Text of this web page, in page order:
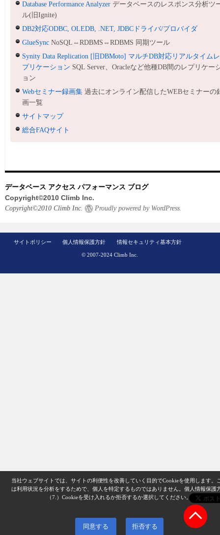
Database Performance Analyzer データベースのレスポンス分析ツ
ル(旧Ignite)
DB2対応ODBC, OLEDB, .NET, JDBCドライバ/プロバイダ
GlueSync NoSQL⇔RDBMS⇔RDBMS 同期ツール
Synity Data Replication [旧DBMoto] マルチDB対応リアルタイムレ
プリケーション SQL Server、Oracleなど他種DB間のレプリケー
ョン
Webセミナー録画集 過去にオンライン配信したWEBセミナーの
画一覧
サイトマップ
総合FAQサイト
データベース アクセス パフォーマンス ブログ
Copyright©2010 Climb Inc.
Copyright©2010 Climb Inc. Proudly powered by WordPress.
サイトポリシー 個人情報保護方針 情報セキュリティ基本方針
© 2007-2024 Climb Inc.
当社ウェブサイトでは、サイトの利便性を改善していく目的でCookieを使用します。
は利用状況を分析をするためで、個人を特定するものではありません。 個人情報保護
（7.）Cookieを受け入れるか拒否するか選択してください。
同意する 拒否する